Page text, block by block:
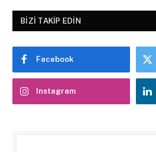
BIZI TAKIP EDIN
Facebook
Instagram